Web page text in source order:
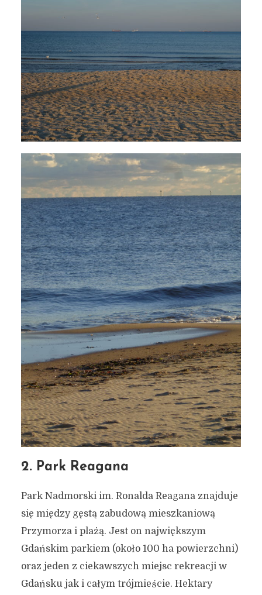
2. Park Reagana
Park Nadmorski im. Ronalda Reagana znajduje
się między gęstą zabudową mieszkaniową
Przymorza i plażą. Jest on największym
Gdańskim parkiem (około 100 ha powierzchni)
oraz jeden z ciekawszych miejsc rekreacji w
Gdańsku jak i całym trójmieście. Hektary